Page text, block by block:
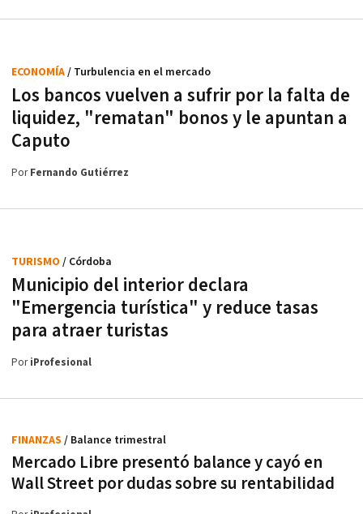
Los bancos vuelven a sufrir por la falta de
liquidez, "rematan" bonos y le apuntan a
Caputo
ECONOMÍA/ Turbulencia en el mercado
PorFernando Gutiérrez
Municipio del interior declara
"Emergencia turística" y reduce tasas
para atraer turistas
TURISMO / Córdoba
PoriProfesional
Mercado Libre presentó balance y cayó en
Wall Street por dudas sobre su rentabilidad
FINANZAS / Balance trimestral